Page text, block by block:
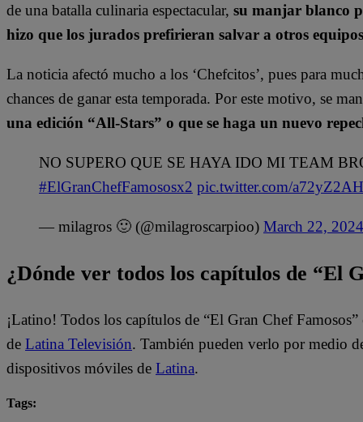
de una batalla culinaria espectacular, su manjar blanco
hizo que los jurados prefirieran salvar a otros
La noticia afectó mucho a los ‘Chefcitos’, pues para
chances de ganar esta temporada. Por este motivo, se
una edición “All-Stars” o que se haga un nuevo
NO SUPERO QUE SE HAYA IDO MI TEAM
#ElGranChefFamososx2 pic.twitter.com/
— milagros 🙂 (@milagroscarpioo) March 22, 2024
¿Dónde ver todos los capítulos de “El
¡Latino! Todos los capítulos de “El Gran Chef
de Latina Televisión. También pueden verlo por medio
dispositivos móviles de Latina.
Tags: